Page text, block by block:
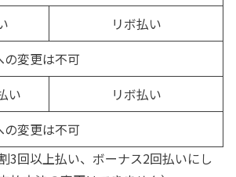
リボ払い
変更は不可
い
リボ払い
変更は不可
3回以上払い、ボーナス2回払いにし